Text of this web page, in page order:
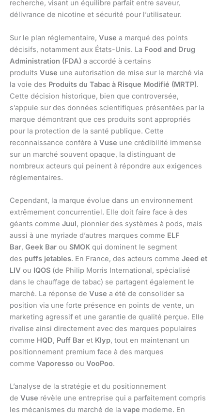
recherche, visant un équilibre parfait entre saveur,
délivrance de nicotine et sécurité pour l’utilisateur.
Sur le plan réglementaire, Vuse a marqué des points
décisifs, notamment aux États-Unis. La Food and Drug
Administration (FDA) a accordé à certains
produits Vuse une autorisation de mise sur le marché via
la voie des Produits du Tabac à Risque Modifié (MRTP).
Cette décision historique, bien que controversée,
s’appuie sur des données scientifiques présentées par la
marque démontrant que ces produits sont appropriés
pour la protection de la santé publique. Cette
reconnaissance confère à Vuse une crédibilité immense
sur un marché souvent opaque, la distinguant de
nombreux acteurs qui peinent à répondre aux exigences
réglementaires.
Cependant, la marque évolue dans un environnement
extrêmement concurrentiel. Elle doit faire face à des
géants comme Juul, pionnier des systèmes à pods, mais
aussi à une myriade d’autres marques comme ELF
Bar, Geek Bar ou SMOK qui dominent le segment
des puffs jetables. En France, des acteurs comme Jeed et
LIV ou IQOS (de Philip Morris International, spécialisé
dans le chauffage de tabac) se partagent également le
marché. La réponse de Vuse a été de consolider sa
position via une forte présence en points de vente, un
marketing agressif et une garantie de qualité perçue. Elle
rivalise ainsi directement avec des marques populaires
comme HQD, Puff Bar et Klyp, tout en maintenant un
positionnement premium face à des marques
comme Vaporesso ou VooPoo.
L’analyse de la stratégie et du positionnement
de Vuse révèle une entreprise qui a parfaitement compris
les mécanismes du marché de la vape moderne. En